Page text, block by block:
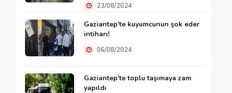
23/08/2024
Gaziantep'te kuyumcunun şok eder
intiharı!
06/08/2024
Gaziantep'te toplu taşımaya zam
yapıldı